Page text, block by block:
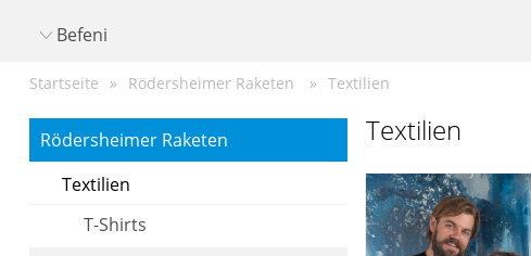
Befeni
Startseite Rödersheimer Raketen Textilien
Textilien
Rödersheimer Raketen
Textilien
T-Shirts